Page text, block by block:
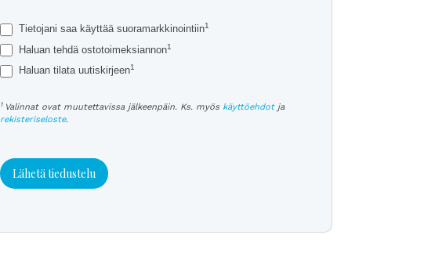
Tietojani saa käyttää suoramarkkinointiin1
Haluan tehdä ostotoimeksiannon1
Haluan tilata uutiskirjeen1
1 Valinnat ovat muutettavissa jälkeenpäin. Ks. myös käyttöehdotja
rekisteriseloste.
Lähetä tiedustelu